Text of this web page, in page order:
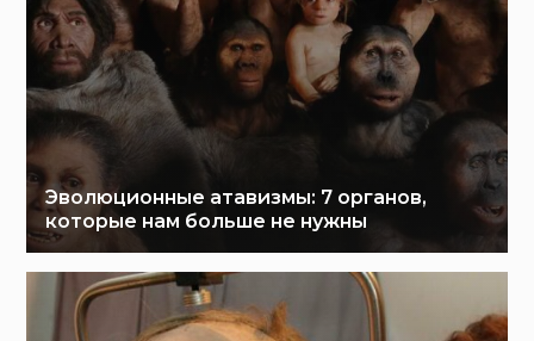
Эволюционные атавизмы: 7 органов,
которые нам больше не нужны